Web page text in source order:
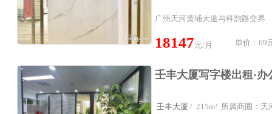
广州天河黄埔大道与科韵路交界
18147元/月 单价：69
壬丰大厦 / 215m² 所属商圈：天